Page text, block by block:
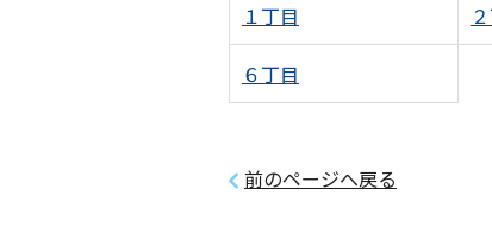
１丁目
６丁目
前のページへ戻る